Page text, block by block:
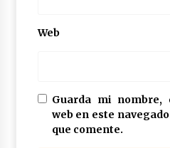
Web
Guarda mi nombre,
web en este
que comente.